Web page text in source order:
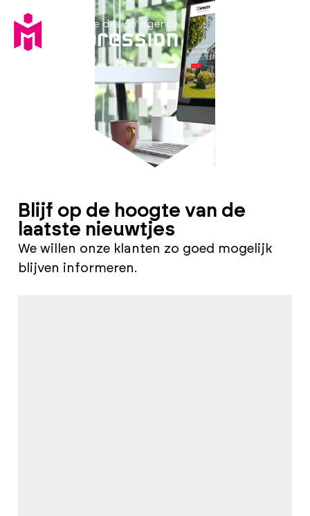
Blijf op de hoogte van de
laatste nieuwtjes
We willen onze klanten zo goed mogelijk
blijven informeren.